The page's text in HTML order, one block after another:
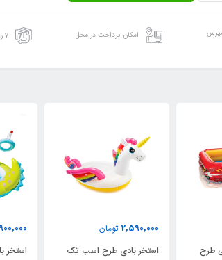
امکان پرداخت در محل ۷ روز ضمانت بازگشت
تک
4,900,000 تومان
استخر بادی کودک مدل تمساح